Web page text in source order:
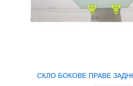
СКЛО БОКОВЕ ПРАВЕ